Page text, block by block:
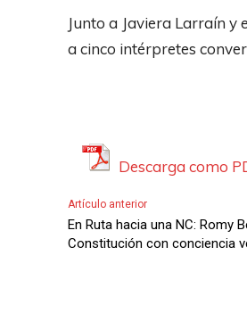
t
o
d
i
o
Junto a Javiera Larraín y
a cinco intérpretes
Descarga como
Artículo anterior
En Ruta hacia una NC: Romy
Constitución con conciencia